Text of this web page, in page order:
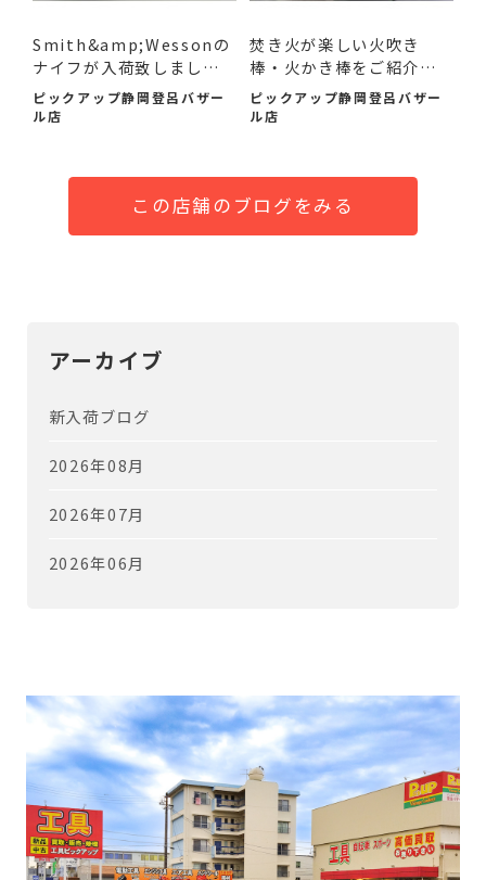
Smith&amp;Wessonの
ナイフが入荷致しまし
た！
ピックアップ静岡登呂バザー
ル店
焚き火が楽しい火吹き
棒・火かき棒をご紹介い
たし...
ピックアップ静岡登呂バザー
ル店
この店舗のブログをみる
アーカイブ
新入荷ブログ
2026年08月
2026年07月
2026年06月